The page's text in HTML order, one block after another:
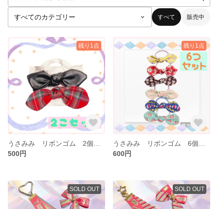
すべて 販売中
残り1点
500円
残り1点
600円
SOLD OUT SOLD OUT